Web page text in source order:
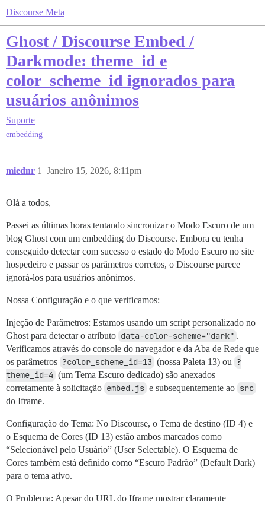
Discourse Meta
Ghost / Discourse Embed /
Darkmode: theme_id e
color_scheme_id ignorados para
usuários anônimos
Suporte
embedding
miednr Janeiro 15, 2026, 8:11pm
1
Olá a todos,
Passei as últimas horas tentando sincronizar o Modo Escuro de um
blog Ghost com um embedding do Discourse. Embora eu tenha
conseguido detectar com sucesso o estado do Modo Escuro no site
hospedeiro e passar os parâmetros corretos, o Discourse parece
ignorá-los para usuários anônimos.
Nossa Configuração e o que verificamos:
Injeção de Parâmetros: Estamos usando um script personalizado no
Ghost para detectar o atributo data-color-scheme="dark" .
Verificamos através do console do navegador e da Aba de Rede que
os parâmetros ?color_scheme_id=13 (nossa Paleta 13) ou ?
theme_id=4 (um Tema Escuro dedicado) são anexados
corretamente à solicitação embed.js e subsequentemente ao src
do Iframe.
Configuração do Tema: No Discourse, o Tema de destino (ID 4) e
o Esquema de Cores (ID 13) estão ambos marcados como
“Selecionável pelo Usuário” (User Selectable). O Esquema de
Cores também está definido como “Escuro Padrão” (Default Dark)
para o tema ativo.
O Problema: Apesar do URL do Iframe mostrar claramente